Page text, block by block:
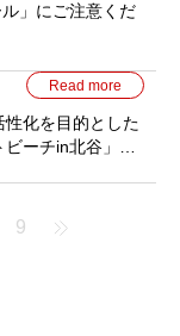
」にご注意くだ
Read more
性化を目的とした
ーチin北谷」を
9